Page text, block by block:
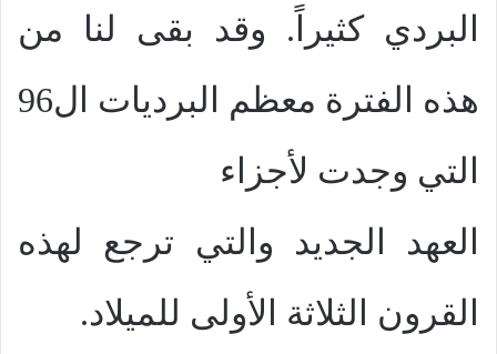
البردي كثيراً. وقد بقى لنا من
هذه الفترة معظم البرديات ال96
التي وجدت لأجزاء
العهد الجديد والتي ترجع لهذه
القرون الثلاثة الأولى للميلاد.